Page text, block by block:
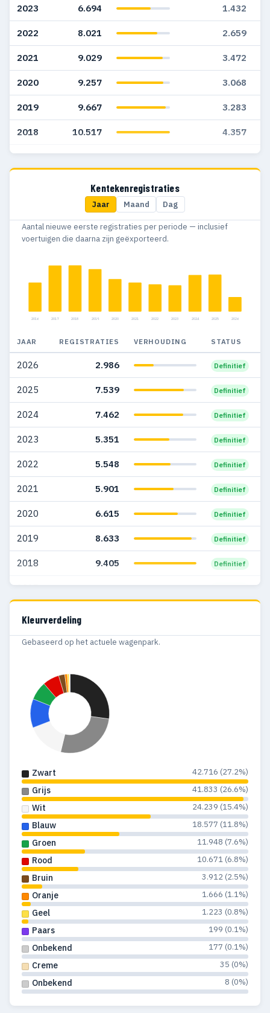
2023 6.694 1.432
2022 8.021 2.659
2021 9.029 3.472
2020 9.257 3.068
2019 9.667 3.283
2018 10.517 4.357
2017 9.318 3.820
7.337
2014 5.691 2.416
2012
2009 4.191 2.350
2008 4.837 2.855
2007 4.336 2.606
2006 3.339 1.858
2005 3.798 2.151
2004 3.390 2.033
2003 3.078 1.904
2002 2.831 2.001
2001 590 395
1999 114 58
1998
1995
1994
63
1992 62
1991 432 134
1990 60
1989 315 35
1988 298 24
1987 19
1986 256 28
1985 9
1984 230 8
Kentekenregistraties
Jaar Maand Dag
Aantal nieuwe eerste registraties per periode — inclusief
voertuigen die daarna zijn geëxporteerd.
2016 2017 2018 2019 2020 2021 2022 2023 2024 2025 2026
JAAR REGISTRATIES VERHOUDING STATUS
2026 2.986 Definitief
2025 7.539 Definitief
2024 7.462 Definitief
2023 5.351 Definitief
2022 5.548 Definitief
2021 5.901 Definitief
2020 6.615 Definitief
2019 8.633 Definitief
2018 9.405 Definitief
2017 9.367
Kleurverdeling
Gebaseerd op het actuele wagenpark.
Zwart 42.716 (27.2%)
Grijs 41.833 (26.6%)
Wit 24.239 (15.4%)
Blauw 18.577 (11.8%)
Groen 11.948 (7.6%)
Rood 10.671 (6.8%)
Bruin 3.912 (2.5%)
Oranje 1.666 (1.1%)
Geel 1.223 (0.8%)
Paars 199 (0.1%)
Onbekend 177 (0.1%)
Creme 35 (0%)
Onbekend 8 (0%)